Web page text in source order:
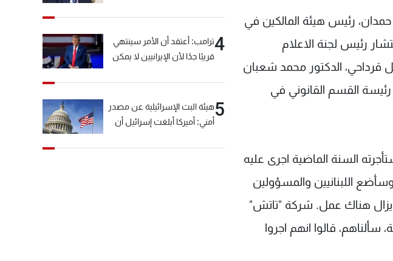
رئيس هيئة المالكين في
رئيس لجنة الاعلام
قرداحي، الدكتور محمد شعبان
القسم القانوني في
السنة الماضية اجرى عليه
اللبنانيين والمسؤولين
يزال هناك عمل. شركة "تاتش"
قالوا انهم اجروا
4ترامب: أعتقد أن الأمر سينتهي
قريبًا جدًا لأن الإيرانيين لا يمكن
5هيئة البث الإسرائيلية عن مصدر
أمني: أميركا أبلغت إسرائيل أن